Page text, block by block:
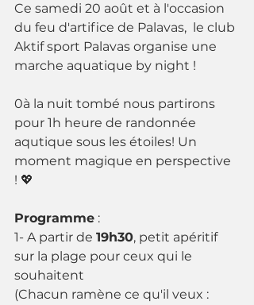
Ce samedi 20 août et à l'occasion
du feu d'artifice de Palavas,  le club
Aktif sport Palavas organise une
marche aquatique by night !
0à la nuit tombé nous partirons
pour 1h heure de randonnée
aqutique sous les étoiles! Un
moment magique en perspective
! 💖
Programme :
1- A partir de 19h30, petit apéritif
sur la plage pour ceux qui le
souhaitent
(Chacun ramène ce qu'il veux :